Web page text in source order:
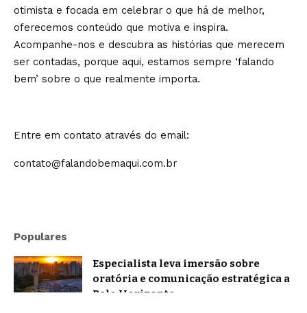
otimista e focada em celebrar o que há de melhor,
oferecemos conteúdo que motiva e inspira.
Acompanhe-nos e descubra as histórias que merecem
ser contadas, porque aqui, estamos sempre ‘falando
bem’ sobre o que realmente importa.
Entre em contato através do email:
contato@falandobemaqui.com.br
Populares
Especialista leva imersão sobre
oratória e comunicação estratégica a
Belo Horizonte